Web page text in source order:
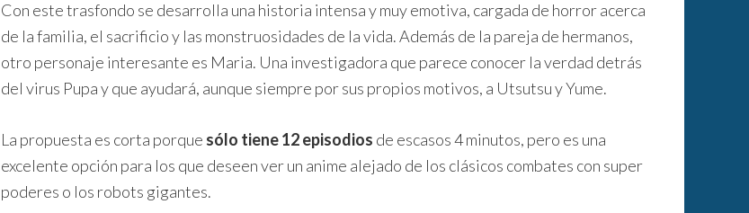
Con este trasfondo se desarrolla una historia intensa y muy emotiva, cargada de horror acerca
de la familia, el sacrificio y las monstruosidades de la vida. Además de la pareja de hermanos,
otro personaje interesante es Maria. Una investigadora que parece conocer la verdad detrás
del virus Pupa y que ayudará, aunque siempre por sus propios motivos, a Utsutsu y Yume.
La propuesta es corta porque sólo tiene 12 episodios de escasos 4 minutos, pero es una
excelente opción para los que deseen ver un anime alejado de los clásicos combates con super
poderes o los robots gigantes.